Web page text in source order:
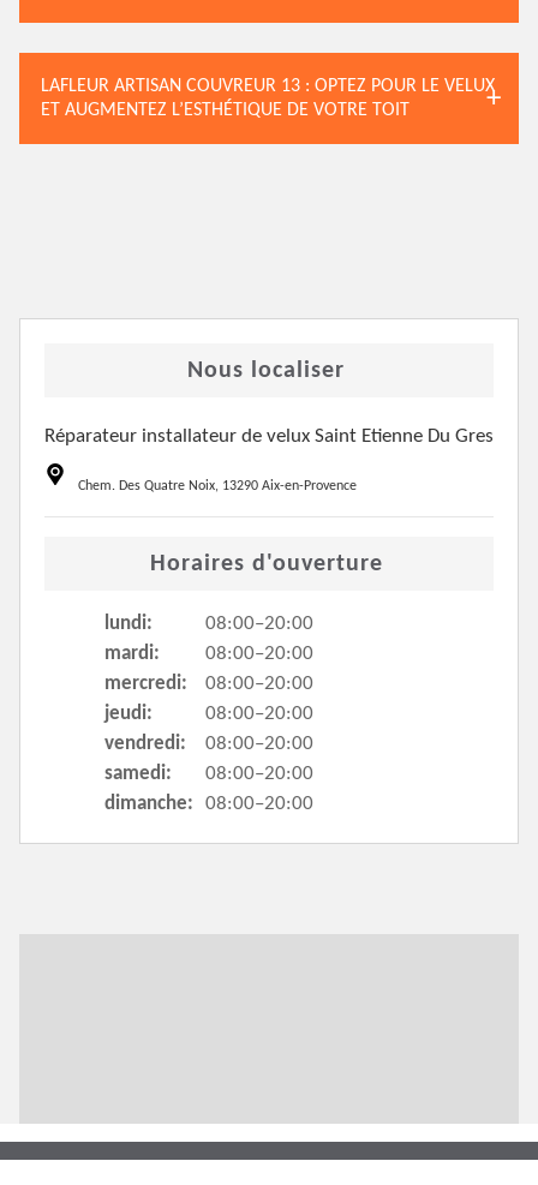
LAFLEUR ARTISAN COUVREUR 13 : OPTEZ POUR LE VELUX
ET AUGMENTEZ L’ESTHÉTIQUE DE VOTRE TOIT
Nous localiser
Réparateur installateur de velux Saint Etienne Du Gres
Chem. Des Quatre Noix, 13290 Aix-en-Provence
Horaires d'ouverture
lundi:
08:00–20:00
mardi:
08:00–20:00
mercredi:
08:00–20:00
jeudi:
08:00–20:00
vendredi:
08:00–20:00
samedi:
08:00–20:00
dimanche:
08:00–20:00